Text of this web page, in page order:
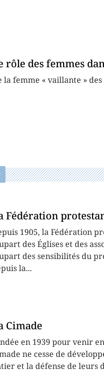
rôle des femmes
la femme « vaillante »
Fédération
1905, la Fédération
des Églises et des
des sensibilités du
la...
Cimade
en 1939 pour venir
ne cesse de
et la défense de leurs